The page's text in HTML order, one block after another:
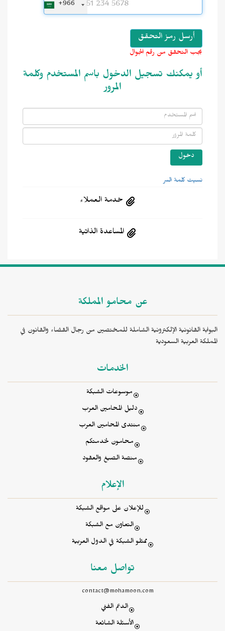
+966
يجب التحقق من رقم الجوال
أو يمكنك تسجيل الدخول باسم المستخدم وكلمة
المرور
نسيت كلمة السر
خدمة العملاء
المساعدة الذاتية
عن محامو المملكة
البوابة القانونية الإلكترونية الشاملة للمختصين من رجال القضاء والقانون في
المملكة العربية السعودية
الخدمات
موسوعات الشبكة
دليل المحامين العرب
منتدى المحامين العرب
محامون لخدمتكم
منصة الصيغ والعقود
الإعلام
للإعلان على مواقع الشبكة
التعاون مع الشبكة
ممثلو الشبكة في الدول العربية
تواصل معنا
contact@mohamoon.com
الدعم الفني
الأسئلة الشائعة